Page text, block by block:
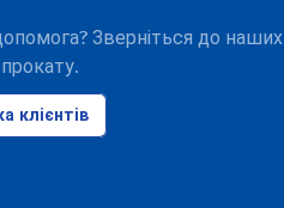
Зверніться до наших
клієнтів